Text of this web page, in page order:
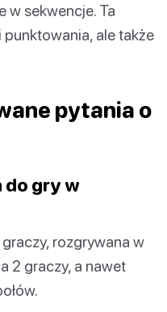
w sekwencje. Ta
ale także
pytania o
do gry w
rozgrywana w
2 graczy, a nawet